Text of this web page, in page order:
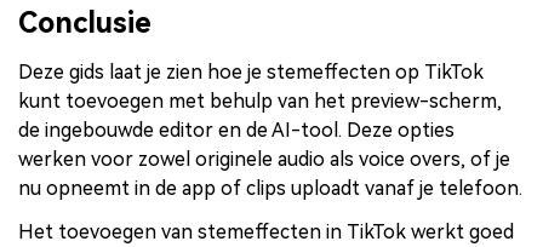
Conclusie
Deze gids laat je zien hoe je stemeffecten op TikTok
kunt toevoegen met behulp van het preview-scherm,
de ingebouwde editor en de AI-tool. Deze opties
werken voor zowel originele audio als voice overs, of je
nu opneemt in de app of clips uploadt vanaf je telefoon.
Het toevoegen van stemeffecten in TikTok werkt goed